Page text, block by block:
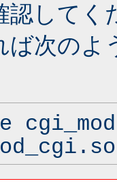
認してく
ば次のよ